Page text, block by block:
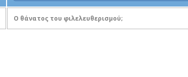
Ο θάνατος του φιλελευθερισμού;